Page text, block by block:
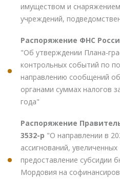
имуществом и
учреждений,
Распоряжение ФНС
"Об утверждении Плана-
контрольных событий по
направлению сообщений
органами суммах налогов
года"
Распоряжение
3532-р "О направлении в
ассигнований,
предоставление субсидии
Мордовия на